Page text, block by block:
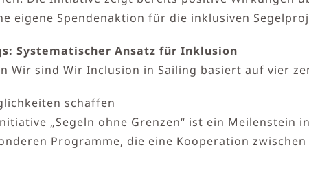
eigene Spendenaktion für die inklusiven
Systematischer Ansatz für Inklusion
Wir sind Wir Inclusion in Sailing basiert auf vier
schaffen
„Segeln ohne Grenzen“ ist ein
Programme, die eine Kooperation